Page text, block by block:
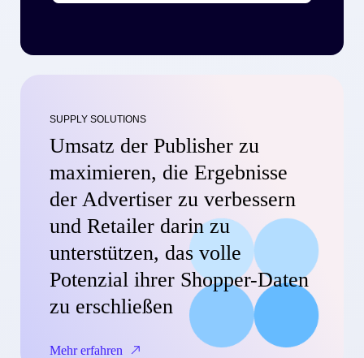
SUPPLY SOLUTIONS
Umsatz der Publisher zu
maximieren, die Ergebnisse
der Advertiser zu verbessern
und Retailer darin zu
unterstützen, das volle
Potenzial ihrer Shopper-Daten
zu erschließen
Mehr erfahren